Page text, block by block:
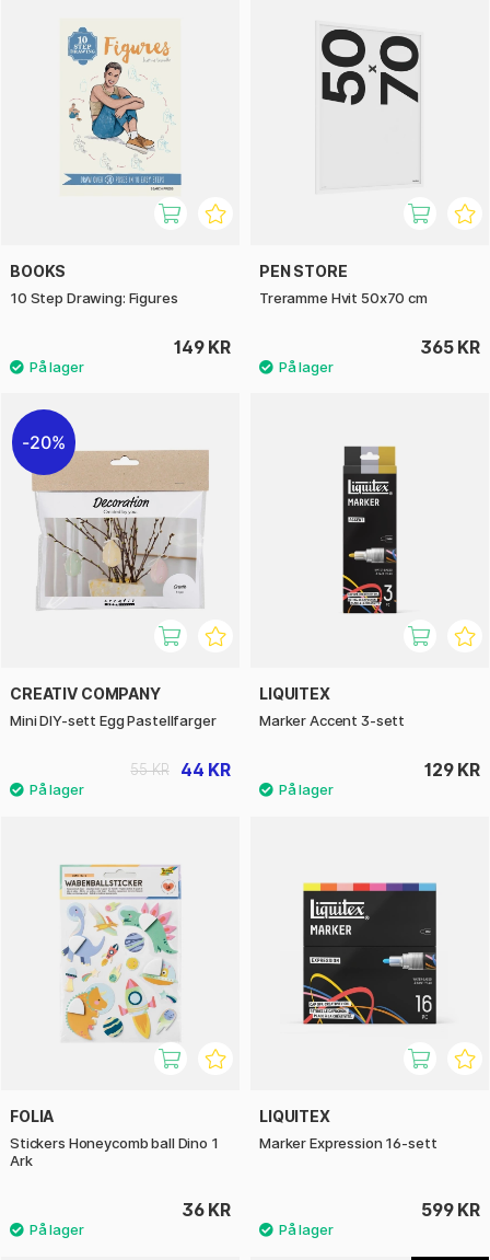
BOOKS
10 Step Drawing: Figures
149 KR
PEN STORE
Treramme Hvit 50x70 cm
365 KR
20%
CREATIV COMPANY
Mini DIY-sett Egg Pastellfarger
44 KR
55 KR
LIQUITEX
Marker Accent 3-sett
129 KR
FOLIA
Stickers Honeycomb ball Dino 1
Ark
36 KR
LIQUITEX
Marker Expression 16-sett
599 KR